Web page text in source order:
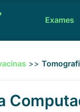
Exames
>>